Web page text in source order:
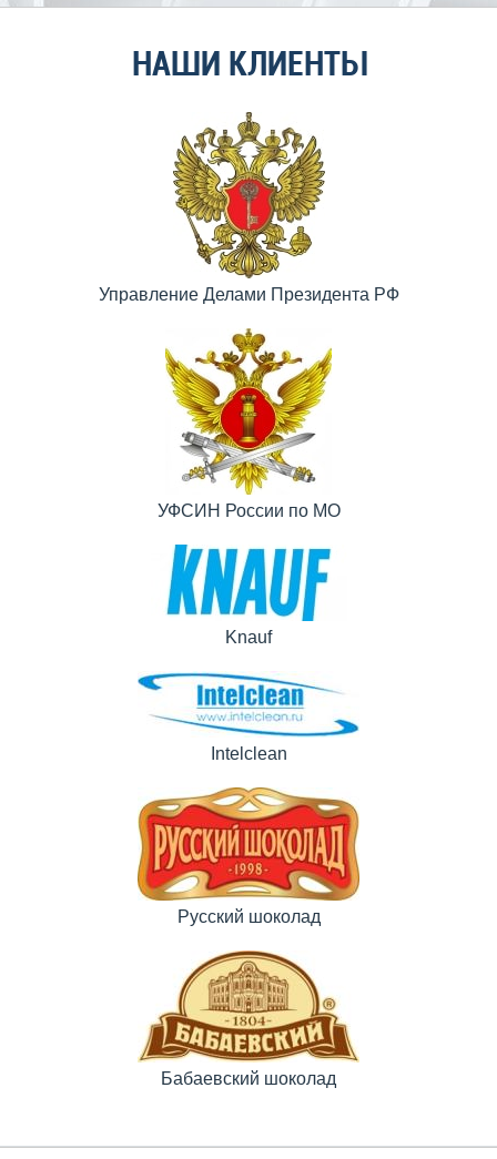
НАШИ КЛИЕНТЫ
Управление Делами Президента РФ
УФСИН России по МО
Knauf
Intelclean
Русский шоколад
Бабаевский шоколад